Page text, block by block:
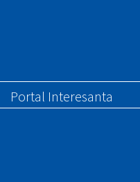
Portal Interesanta